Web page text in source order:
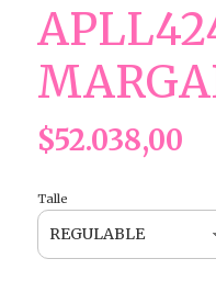
$52.038,00
Talle